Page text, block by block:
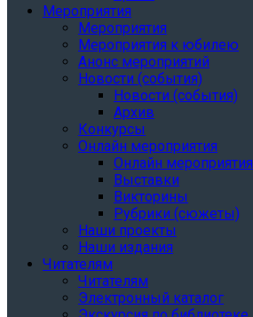
Мероприятия
Мероприятия
Мероприятия к юбилею
Анонс мероприятий
Новости (события)
Новости (события)
Архив
Конкурсы
Онлайн мероприятия
Онлайн мероприятия
Выставки
Викторины
Рубрики (сюжеты)
Наши проекты
Наши издания
Читателям
Читателям
Электронный каталог